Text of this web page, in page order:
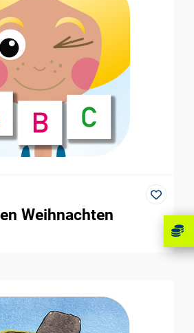
Weihnachten